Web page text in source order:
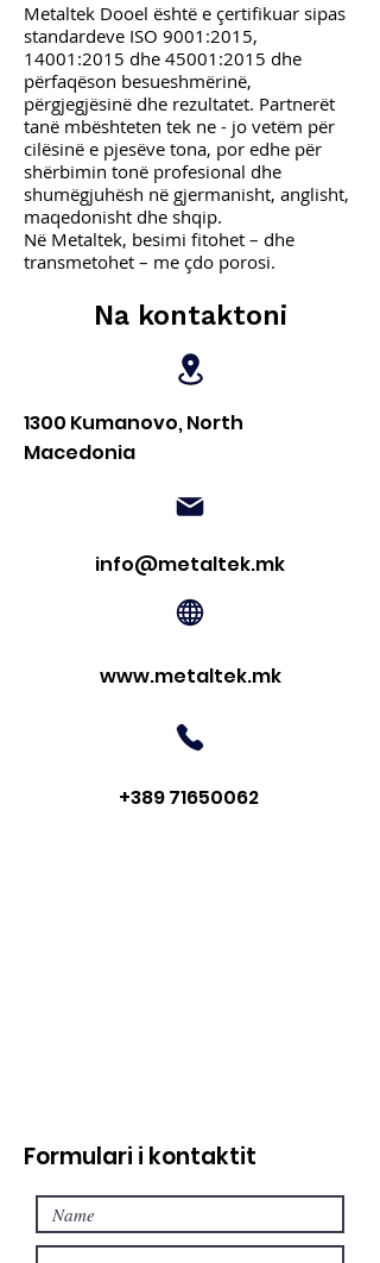
Metaltek Dooel është e çertifikuar sipas
standardeve ISO 9001:2015,
14001:2015 dhe 45001:2015 dhe
përfaqëson besueshmërinë,
përgjegjësinë dhe rezultatet. Partnerët
tanë mbështeten tek ne - jo vetëm për
cilësinë e pjesëve tona, por edhe për
shërbimin tonë profesional dhe
shumëgjuhësh në gjermanisht, anglisht,
maqedonisht dhe shqip.
Në Metaltek, besimi fitohet – dhe
transmetohet – me çdo porosi.
Na kontaktoni
1300 Kumanovo, North
Macedonia
info@metaltek.mk
www.metaltek.mk
+389 71650062
Formulari i kontaktit